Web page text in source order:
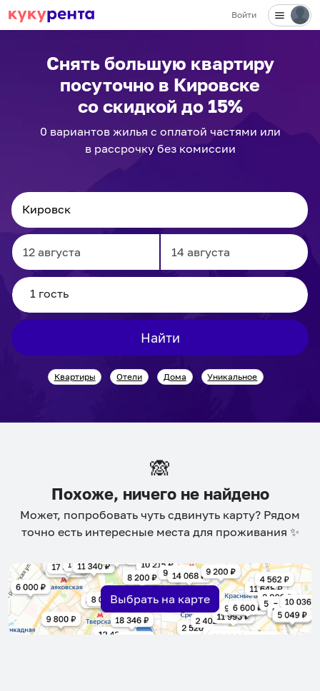
Войти
Снять большую квартиру
посуточно в Кировске
со скидкой до 15%
0 вариантовжилья с оплатой частями или
в рассрочку без комиссии
Navigate
forward
to
interact
with
calendar
question
mark
key
get
the
keyboard
shortcuts
for
Navigate
to
interact
with
calendar
Press
question
mark
key
get
the
keyboard
shortcuts
for
Найти
Квартиры Отели Дома Уникальное
🙈
Похоже, ничего не найдено
Может, попробовать чуть сдвинуть карту? Рядом
точно есть интересные места для проживания ✨
Выбрать на карте